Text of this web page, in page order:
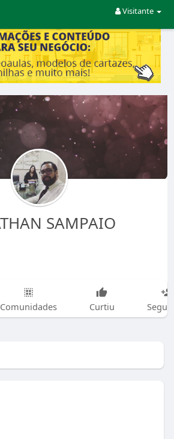
Visitante
SAMPAIO
Comunidades Curtiu